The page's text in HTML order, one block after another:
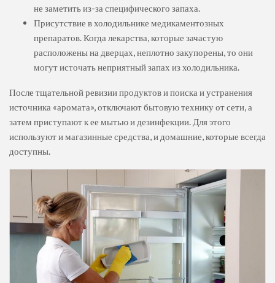
не заметить из-за специфического запаха.
Присутствие в холодильнике медикаментозных
препаратов. Когда лекарства, которые зачастую
расположены на дверцах, неплотно закупорены, то они
могут источать неприятный запах из холодильника.
После тщательной ревизии продуктов и поиска и устранения
источника «аромата», отключают бытовую технику от сети, а
затем приступают к ее мытью и дезинфекции. Для этого
используют и магазинные средства, и домашние, которые всегда
доступны.